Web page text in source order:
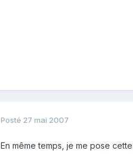
Posté 27 mai 2007
En même temps, je me pose